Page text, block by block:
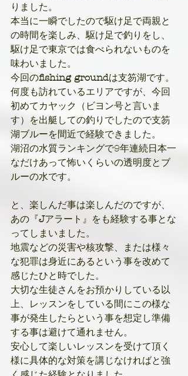
りました。
本当に一瞬でしたので駆け足で両親と
の時間を楽しみ、駆け足で釣りをし、
駆け足で東京では食べられないものを
味わいました。
今回のfishing groundは支笏湖です。
何度も訪れているエリアですが、今回
初めてカヤック（ビヨン号と言いま
す）を出艇しての釣りでしたので支笏
湖ブルーを間近で経験できました。
湖沼の水質ランキングで9年連続日本一
なだけあって怖いくらいの透明度とブ
ルーの水です。
と、楽しんだ事は楽しんだのですが、
あの『Jアラート』をも経験する事とな
ってしまいました。
地震などの災害や核攻撃、または様々
な犯罪は身近にあるという事を改めて
感じたひと時でした。
大切な生徒さんをお預かりしている以
上、レッスンをしている間にこの様な
事が発生したらという事を想定し準備
する事は避けて通れません。
安心して楽しいレッスンを受けて頂く
様に具体的な対策を講じなければと強